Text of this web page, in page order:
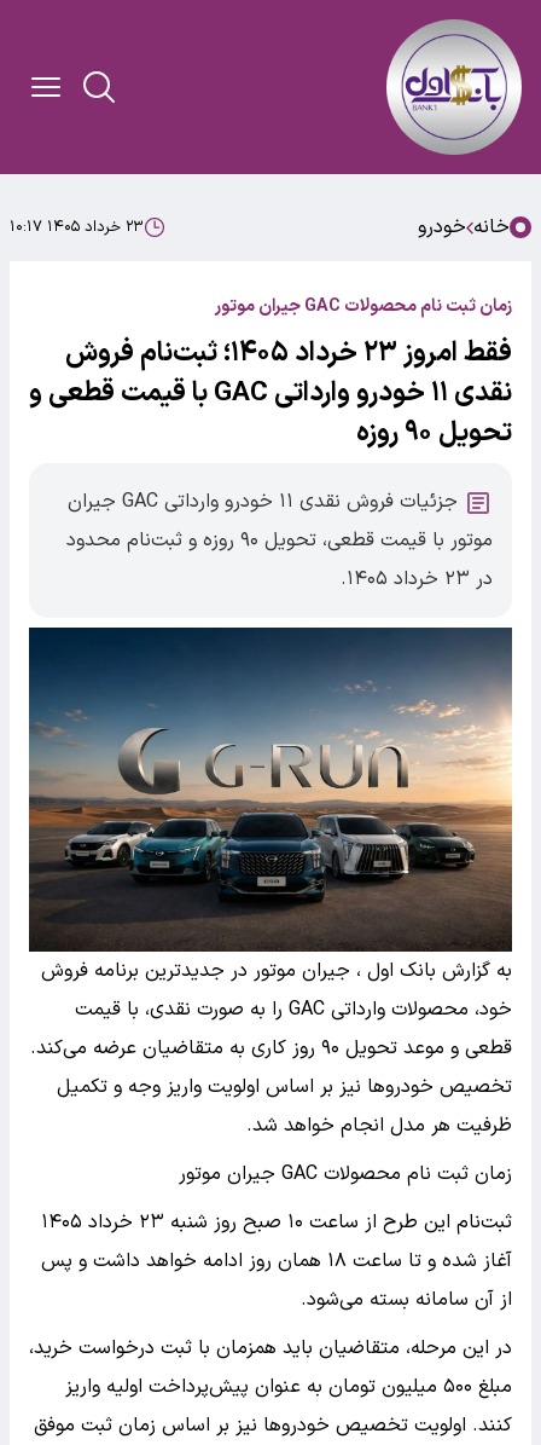
خانه خودرو ۲۳ خرداد ۱۴۰۵ ۱۰:۱۷
زمان ثبت نام محصولات GAC جیران موتور
فقط امروز ۲۳ خرداد ۱۴۰۵؛ ثبت‌نام فروش
نقدی ۱۱ خودرو وارداتی GAC با قیمت قطعی و
تحویل ۹۰ روزه
جزئیات فروش نقدی ۱۱ خودرو وارداتی GAC جیران
موتور با قیمت قطعی، تحویل ۹۰ روزه و ثبت‌نام محدود
در ۲۳ خرداد ۱۴۰۵.
به گزارش بانک اول ، جیران موتور در جدیدترین برنامه فروش
خود، محصولات وارداتی GAC را به صورت نقدی، با قیمت
قطعی و موعد تحویل ۹۰ روز کاری به متقاضیان عرضه می‌کند.
تخصیص خودروها نیز بر اساس اولویت واریز وجه و تکمیل
ظرفیت هر مدل انجام خواهد شد.
زمان ثبت نام محصولات GAC جیران موتور
ثبت‌نام این طرح از ساعت ۱۰ صبح روز شنبه ۲۳ خرداد ۱۴۰۵
آغاز شده و تا ساعت ۱۸ همان روز ادامه خواهد داشت و پس
از آن سامانه بسته می‌شود.
در این مرحله، متقاضیان باید همزمان با ثبت درخواست خرید،
مبلغ ۵۰۰ میلیون تومان به عنوان پیش‌پرداخت اولیه واریز
کنند. اولویت تخصیص خودروها نیز بر اساس زمان ثبت موفق